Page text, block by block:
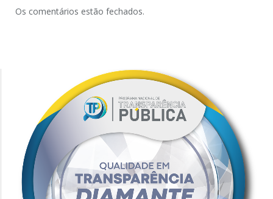
Os comentários estão fechados.